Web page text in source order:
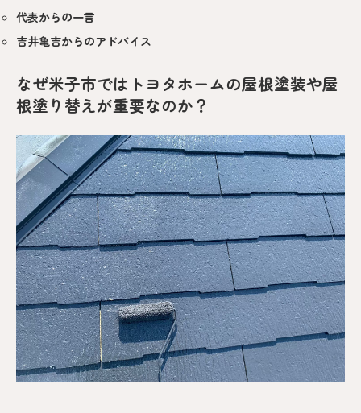
代表からの一言
吉井亀吉からのアドバイス
なぜ米子市ではトヨタホームの屋根塗装や屋
根塗り替えが重要なのか？